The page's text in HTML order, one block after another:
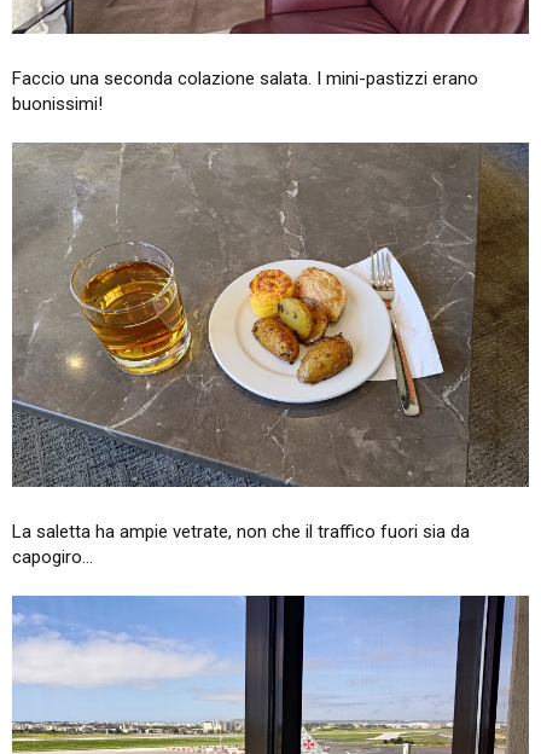
Faccio una seconda colazione salata. I mini-pastizzi erano
buonissimi!
La saletta ha ampie vetrate, non che il traffico fuori sia da
capogiro...